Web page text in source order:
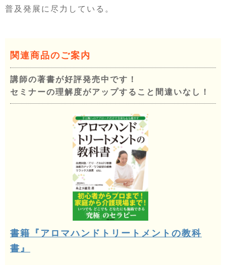
普及発展に尽力している。
関連商品のご案内
講師の著書が好評発売中です！
セミナーの理解度がアップすること間違いなし！
書籍『アロマハンドトリートメントの教科
書』